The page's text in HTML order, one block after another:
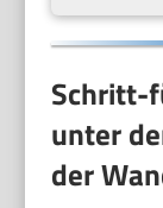
Schritt-
unter
der